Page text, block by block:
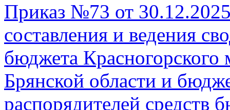
Приказ №73 от
составления и ведения
бюджета
Брянской области и
распорядителей средств